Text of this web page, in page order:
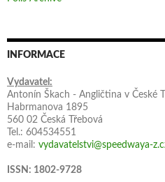
INFORMACE
Vydavatel:
Antonín Škach - Angličtina v České
Habrmanova 1895
560 02 Česká Třebová
Tel.: 604534551
e-mail: vydavatelstvi@speedwaya-
ISSN: 1802-9728